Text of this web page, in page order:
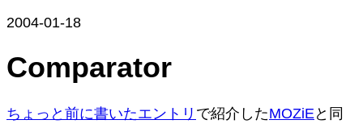
2004-01-18
Comparator
ちょっと前に書いたエントリ で紹介したMOZiEと同